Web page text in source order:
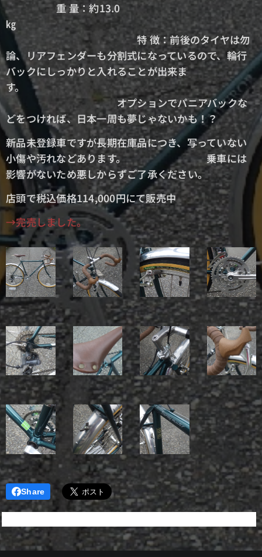
重 量：約13.0
㎏
特 徴：前後のタイヤは勿
論、リアフェンダーも分割式になっているので、輪行
バックにしっかりと入れることが出来ま
す。
オプションでパニアバックな
どをつければ、日本一周も夢じゃないかも！？
新品未登録車ですが長期在庫品につき、写っていない
小傷や汚れなどあります。乗車には
影響がないため悪しからずご了承ください。
店頭で税込価格114,000円にて販売中
→完売しました。
Share